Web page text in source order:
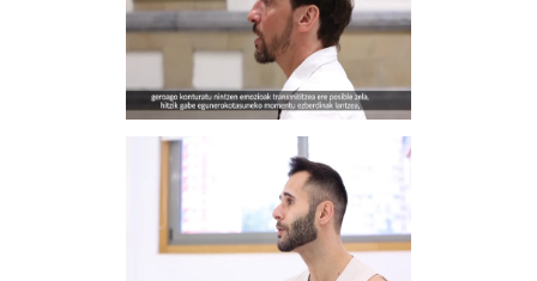
watch video
FABIO LÓPEZ
watch video